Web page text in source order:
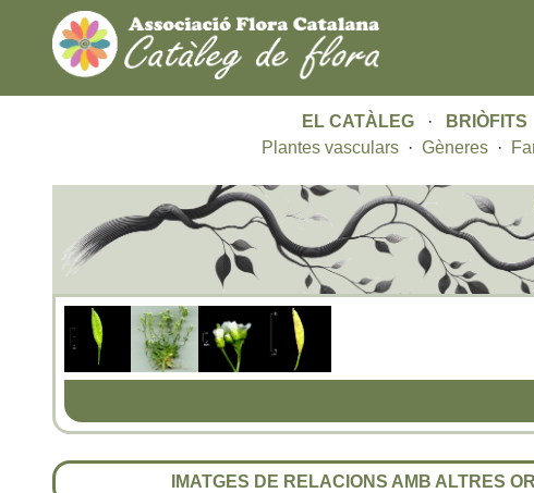
EL CATÀLEG· BRIÒFITS
Plantes vasculars · Gèneres ·
IMATGES DE RELACIONS AMB ALTRES